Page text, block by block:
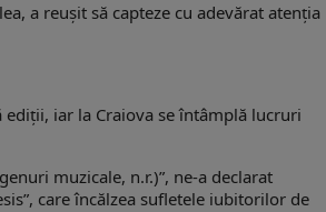
a reuşit să capteze cu adevărat atenţia
iar la Craiova se întâmplă lucruri
muzicale, n.r.)”, ne-a declarat
care încălzea sufletele iubitorilor de